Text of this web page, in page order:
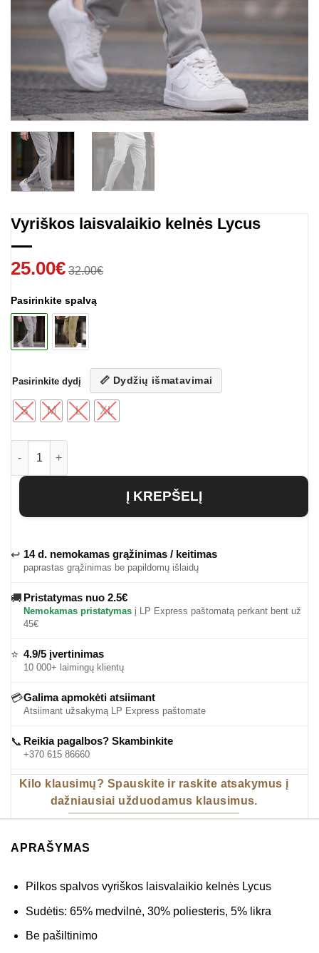
Vyriškos laisvalaikio kelnės Lycus
25.00€ 32.00€
Pasirinkite spalvą
Pasirinkite dydį 📏 Dydžių išmatavimai
S M L XL
produkto kiekis: Vyriškos laisvalaikio kelnės Lycus
Į KREPŠELĮ
↩ 14 d. nemokamas grąžinimas / keitimas
paprastas grąžinimas be papildomų išlaidų
🚚 Pristatymas nuo 2.5€
Nemokamas pristatymas į LP Express paštomatą perkant bent už
45€
⭐ 4.9/5 įvertinimas
10 000+ laimingų klientų
💳Galima apmokėti atsiimant
Atsiimant užsakymą LP Express paštomate
📞 Reikia pagalbos? Skambinkite
+370 615 86660
Kilo klausimų? Spauskite ir raskite atsakymus į
dažniausiai užduodamus klausimus.
APRAŠYMAS
Pilkos spalvos vyriškos laisvalaikio kelnės Lycus
Sudėtis: 65% medvilnė, 30% poliesteris, 5% likra
Be pašiltinimo